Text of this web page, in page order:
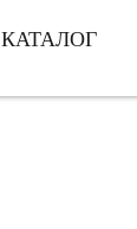
КАТАЛОГ